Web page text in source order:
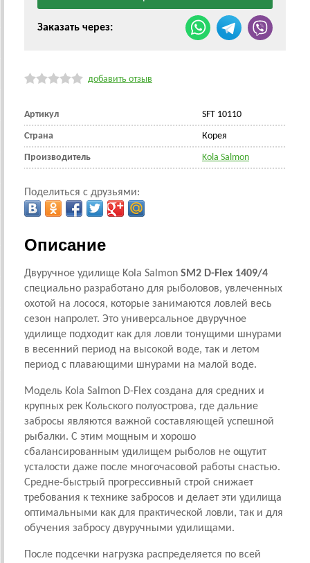
Заказать через:
добавить отзыв
Артикул SFT 10110
Страна Корея
Производитель Kola Salmon
Поделиться с друзьями:
Описание
Двуручное удилище Kola Salmon SM2 D-Flex 1409/4
специально разработано для рыболовов, увлеченных
охотой на лосося, которые занимаются ловлей весь
сезон напролет. Это универсальное двуручное
удилище подходит как для ловли тонущими шнурами
в весенний период на высокой воде, так и летом
период с плавающими шнурами на малой воде.
Модель Kola Salmon D-Flex создана для средних и
крупных рек Кольского полуострова, где дальние
забросы являются важной составляющей успешной
рыбалки. С этим мощным и хорошо
сбалансированным удилищем рыболов не ощутит
усталости даже после многочасовой работы снастью.
Средне-быстрый прогрессивный строй снижает
требования к технике забросов и делает эти удилища
оптимальными как для практической ловли, так и для
обучения забросу двуручными удилищами.
После подсечки нагрузка распределяется по всей